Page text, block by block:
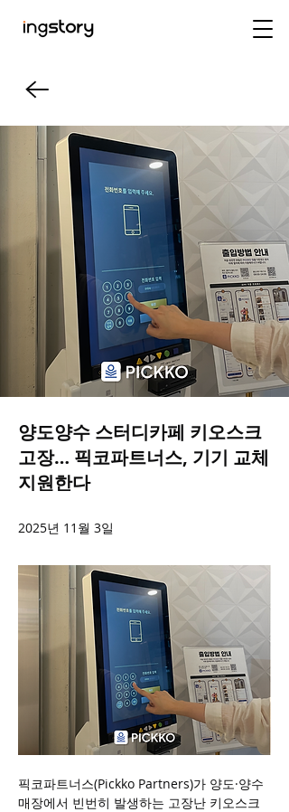
양도양수 스터디카페 키오스크
고장… 픽코파트너스, 기기 교체
지원한다
2025년 11월 3일
픽코파트너스(Pickko Partners)가 양도·양수
매장에서 빈번히 발생하는 고장난 키오스크